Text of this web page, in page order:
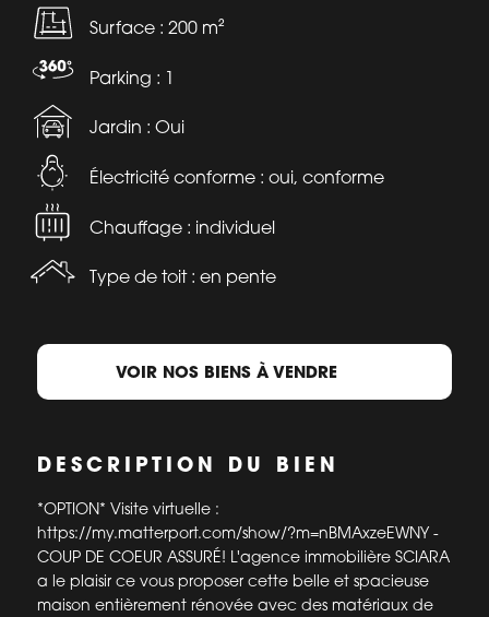
Surface : 200 m²
Parking : 1
Jardin : Oui
Électricité conforme : oui, conforme
Chauffage : individuel
Type de toit : en pente
VOIR NOS BIENS À VENDRE
DESCRIPTION DU BIEN
*OPTION* Visite virtuelle :
https://my.matterport.com/show/?m=nBMAxzeEWNY -
COUP DE COEUR ASSURÉ! L'agence immobilière SCIARA
a le plaisir ce vous proposer cette belle et spacieuse
maison entièrement rénovée avec des matériaux de